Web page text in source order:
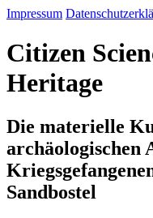
Impressum
Citizen
Heritage
Die materielle
archäologischen
Sandbostel